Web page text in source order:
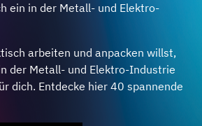
ein in der Metall- und Elektro-
arbeiten und anpacken willst,
der Metall- und Elektro-Industrie
dich. Entdecke hier 40 spannende